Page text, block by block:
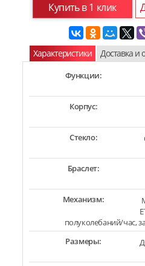
Купить в 1 клик
Характеристики Доставка и
Функции:
Корпус:
Стекло:
Браслет:
Механизм:
полуколебаний/час,
Размеры: